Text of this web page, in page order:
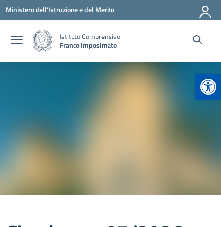
Vai ai contenuti
Vai al menu di navigazione
Vai al footer
Ministero dell'Istruzione e del Merito
Istituto Comprensivo
Franco Imposimato